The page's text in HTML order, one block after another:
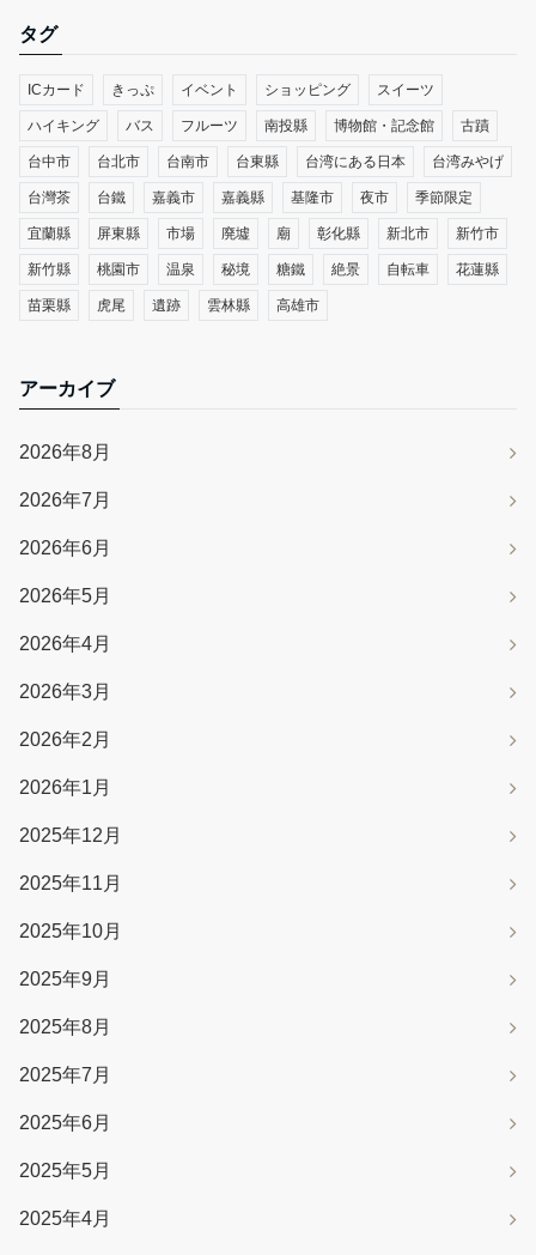
タグ
ICカード きっぷ イベント ショッピング スイーツ
ハイキング バス フルーツ 南投縣 博物館・記念館 古蹟
台中市 台北市 台南市 台東縣 台湾にある日本 台湾みやげ
台灣茶 台鐵 嘉義市 嘉義縣 基隆市 夜市 季節限定
宜蘭縣 屏東縣 市場 廃墟 廟 彰化縣 新北市 新竹市
新竹縣 桃園市 温泉 秘境 糖鐵 絶景 自転車 花蓮縣
苗栗縣 虎尾 遺跡 雲林縣 高雄市
アーカイブ
2026年8月
2026年7月
2026年6月
2026年5月
2026年4月
2026年3月
2026年2月
2026年1月
2025年12月
2025年11月
2025年10月
2025年9月
2025年8月
2025年7月
2025年6月
2025年5月
2025年4月